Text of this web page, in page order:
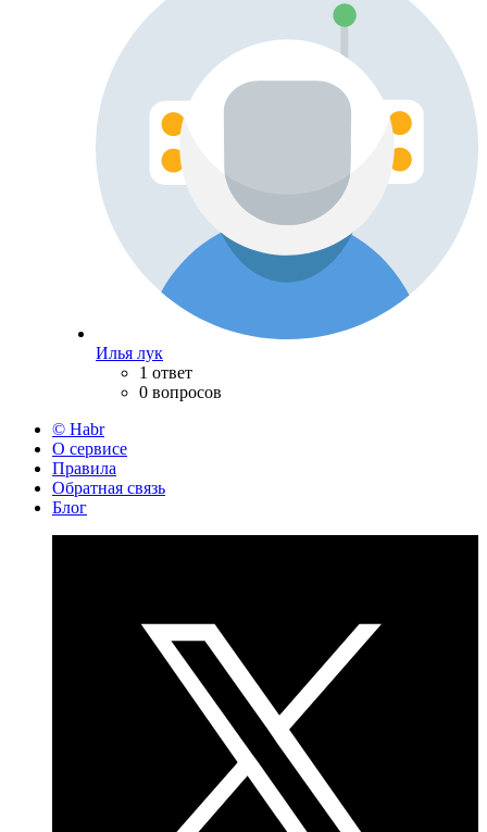
Илья лук
1 ответ
0 вопросов
© Habr
О сервисе
Правила
Обратная связь
Блог